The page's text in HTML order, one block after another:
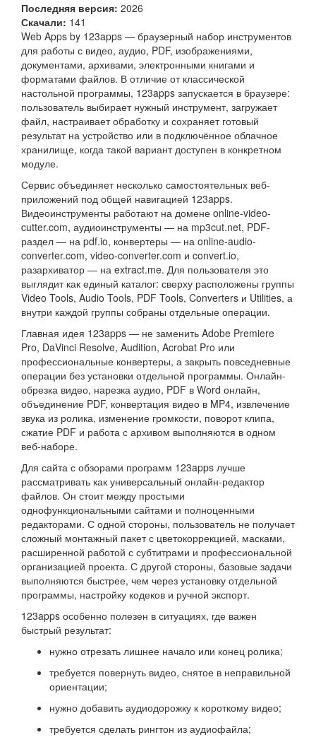
Последняя версия: 2026
Скачали: 141
Web Apps by 123apps — браузерный набор инструментов
для работы с видео, аудио, PDF, изображениями,
документами, архивами, электронными книгами и
форматами файлов. В отличие от классической
настольной программы, 123apps запускается в браузере:
пользователь выбирает нужный инструмент, загружает
файл, настраивает обработку и сохраняет готовый
результат на устройство или в подключённое облачное
хранилище, когда такой вариант доступен в конкретном
модуле.
Сервис объединяет несколько самостоятельных веб-
приложений под общей навигацией 123apps.
Видеоинструменты работают на домене online-video-
cutter.com, аудиоинструменты — на mp3cut.net, PDF-
раздел — на pdf.io, конвертеры — на online-audio-
converter.com, video-converter.com и convert.io,
разархиватор — на extract.me. Для пользователя это
выглядит как единый каталог: сверху расположены группы
Video Tools, Audio Tools, PDF Tools, Converters и Utilities, а
внутри каждой группы собраны отдельные операции.
Главная идея 123apps — не заменить Adobe Premiere
Pro, DaVinci Resolve, Audition, Acrobat Pro или
профессиональные конвертеры, а закрыть повседневные
операции без установки отдельной программы. Онлайн-
обрезка видео, нарезка аудио, PDF в Word онлайн,
объединение PDF, конвертация видео в MP4, извлечение
звука из ролика, изменение громкости, поворот клипа,
сжатие PDF и работа с архивом выполняются в одном
веб-наборе.
Для сайта с обзорами программ 123apps лучше
рассматривать как универсальный онлайн-редактор
файлов. Он стоит между простыми
однофункциональными сайтами и полноценными
редакторами. С одной стороны, пользователь не получает
сложный монтажный пакет с цветокоррекцией, масками,
расширенной работой с субтитрами и профессиональной
организацией проекта. С другой стороны, базовые задачи
выполняются быстрее, чем через установку отдельной
программы, настройку кодеков и ручной экспорт.
123apps особенно полезен в ситуациях, где важен
быстрый результат:
нужно отрезать лишнее начало или конец ролика;
требуется повернуть видео, снятое в неправильной
ориентации;
нужно добавить аудиодорожку к короткому видео;
требуется сделать рингтон из аудиофайла;